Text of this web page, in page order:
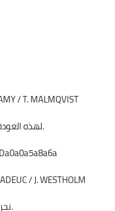
/ T. MALMQVIST
لهذه العودة ، قد يفتقر إلى الشرط.
/ J. WESTHOLM
نحن لا نصدق ذلك.